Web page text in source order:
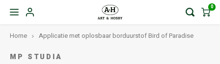
0
Home Applicatie met oplosbaar borduurstof Bird of Paradise
MP STUDIA